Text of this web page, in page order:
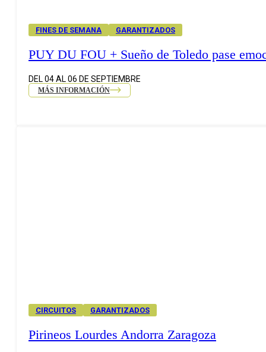
FINES DE SEMANA GARANTIZADOS
PUY DU FOU + Sueño de Toledo pase
DEL 04 AL 06 DE SEPTIEMBRE
MÁS INFORMACIÓN
CIRCUITOS GARANTIZADOS
Pirineos Lourdes Andorra Zaragoza